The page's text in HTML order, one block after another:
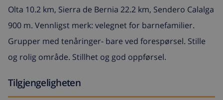
Olta 10.2 km, Sierra de Bernia 22.2 km, Sendero Calalga
900 m. Vennligst merk: velegnet for barnefamilier.
Grupper med tenåringer- bare ved forespørsel. Stille
og rolig område. Stillhet og god oppførsel.
Tilgjengeligheten